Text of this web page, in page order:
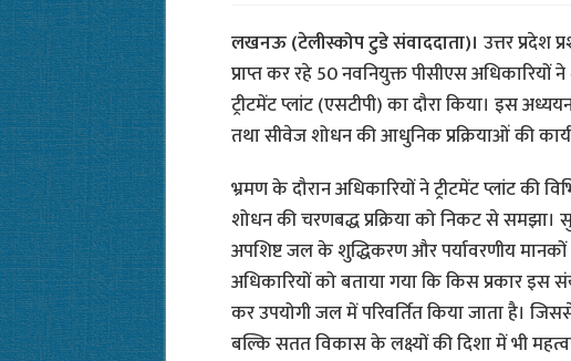
लखनऊ (टेलीस्कोप टुडे संवाददाता)। उत्तर प्रदेश
प्राप्त कर रहे 50 नवनियुक्त पीसीएस अधिकारियों
ट्रीटमेंट प्लांट (एसटीपी) का दौरा किया। इस
तथा सीवेज शोधन की आधुनिक प्रक्रियाओं की
भ्रमण के दौरान अधिकारियों ने ट्रीटमेंट प्लांट की
शोधन की चरणबद्ध प्रक्रिया को निकट से
अपशिष्ट जल के शुद्धिकरण और पर्यावरणीय
अधिकारियों को बताया गया कि किस प्रकार इस
कर उपयोगी जल में परिवर्तित किया जाता है।
बल्कि सतत विकास के लक्ष्यों की दिशा में भी